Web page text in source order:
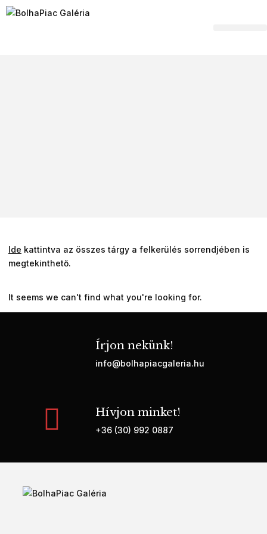
Ide kattintva az összes tárgy a felkerülés sorrendjében is
megtekinthető.
It seems we can't find what you're looking for.
Írjon nekünk!
info@bolhapiacgaleria.hu
Hívjon minket!
+36 (30) 992 0887